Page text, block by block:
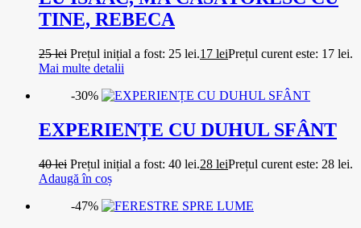
TINE, REBECA
25lei Prețul inițial a fost: 25 lei.17 leiPrețul curent este: 17 lei.
Mai multe detalii
-30%
EXPERIENȚE CU DUHUL SFÂNT
40lei Prețul inițial a fost: 40 lei.28 leiPrețul curent este: 28 lei.
Adaugă în coș
-47%